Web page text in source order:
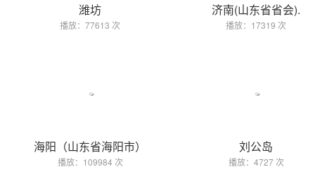
潍坊
播放：77613 次
济南(山东省省会).
播放：17319 次
海阳（山东省海阳市）
播放：109984 次
刘公岛
播放：4727 次